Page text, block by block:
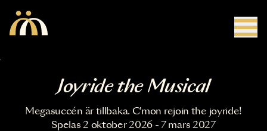
Joyride the Musical
Megasuccén är tillbaka. C'mon rejoin the joyride!
Spelas 2 oktober 2026 - 7 mars 2027